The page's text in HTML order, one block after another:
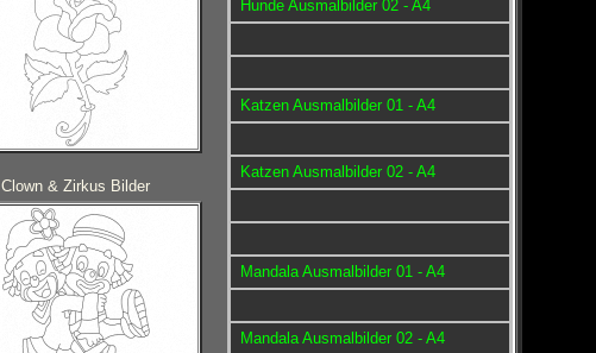
Clown & Zirkus Bilder
Hunde Ausmalbilder 02 - A4
Katzen Ausmalbilder 01 - A4
Katzen Ausmalbilder 02 - A4
Mandala Ausmalbilder 01 - A4
Mandala Ausmalbilder 02 - A4